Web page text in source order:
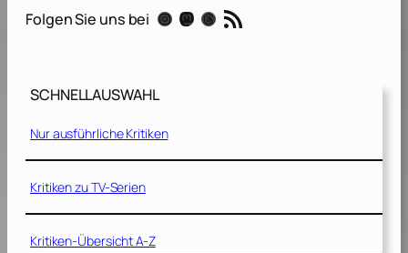
n
0
2
p
1
]
Folgen Sie uns bei Instagram Mastodon Threads RSS-Feed
SCHNELLAUSWAHL
Nur ausführliche Kritiken
Kritiken zu TV-Serien
Kritiken-Übersicht A-Z